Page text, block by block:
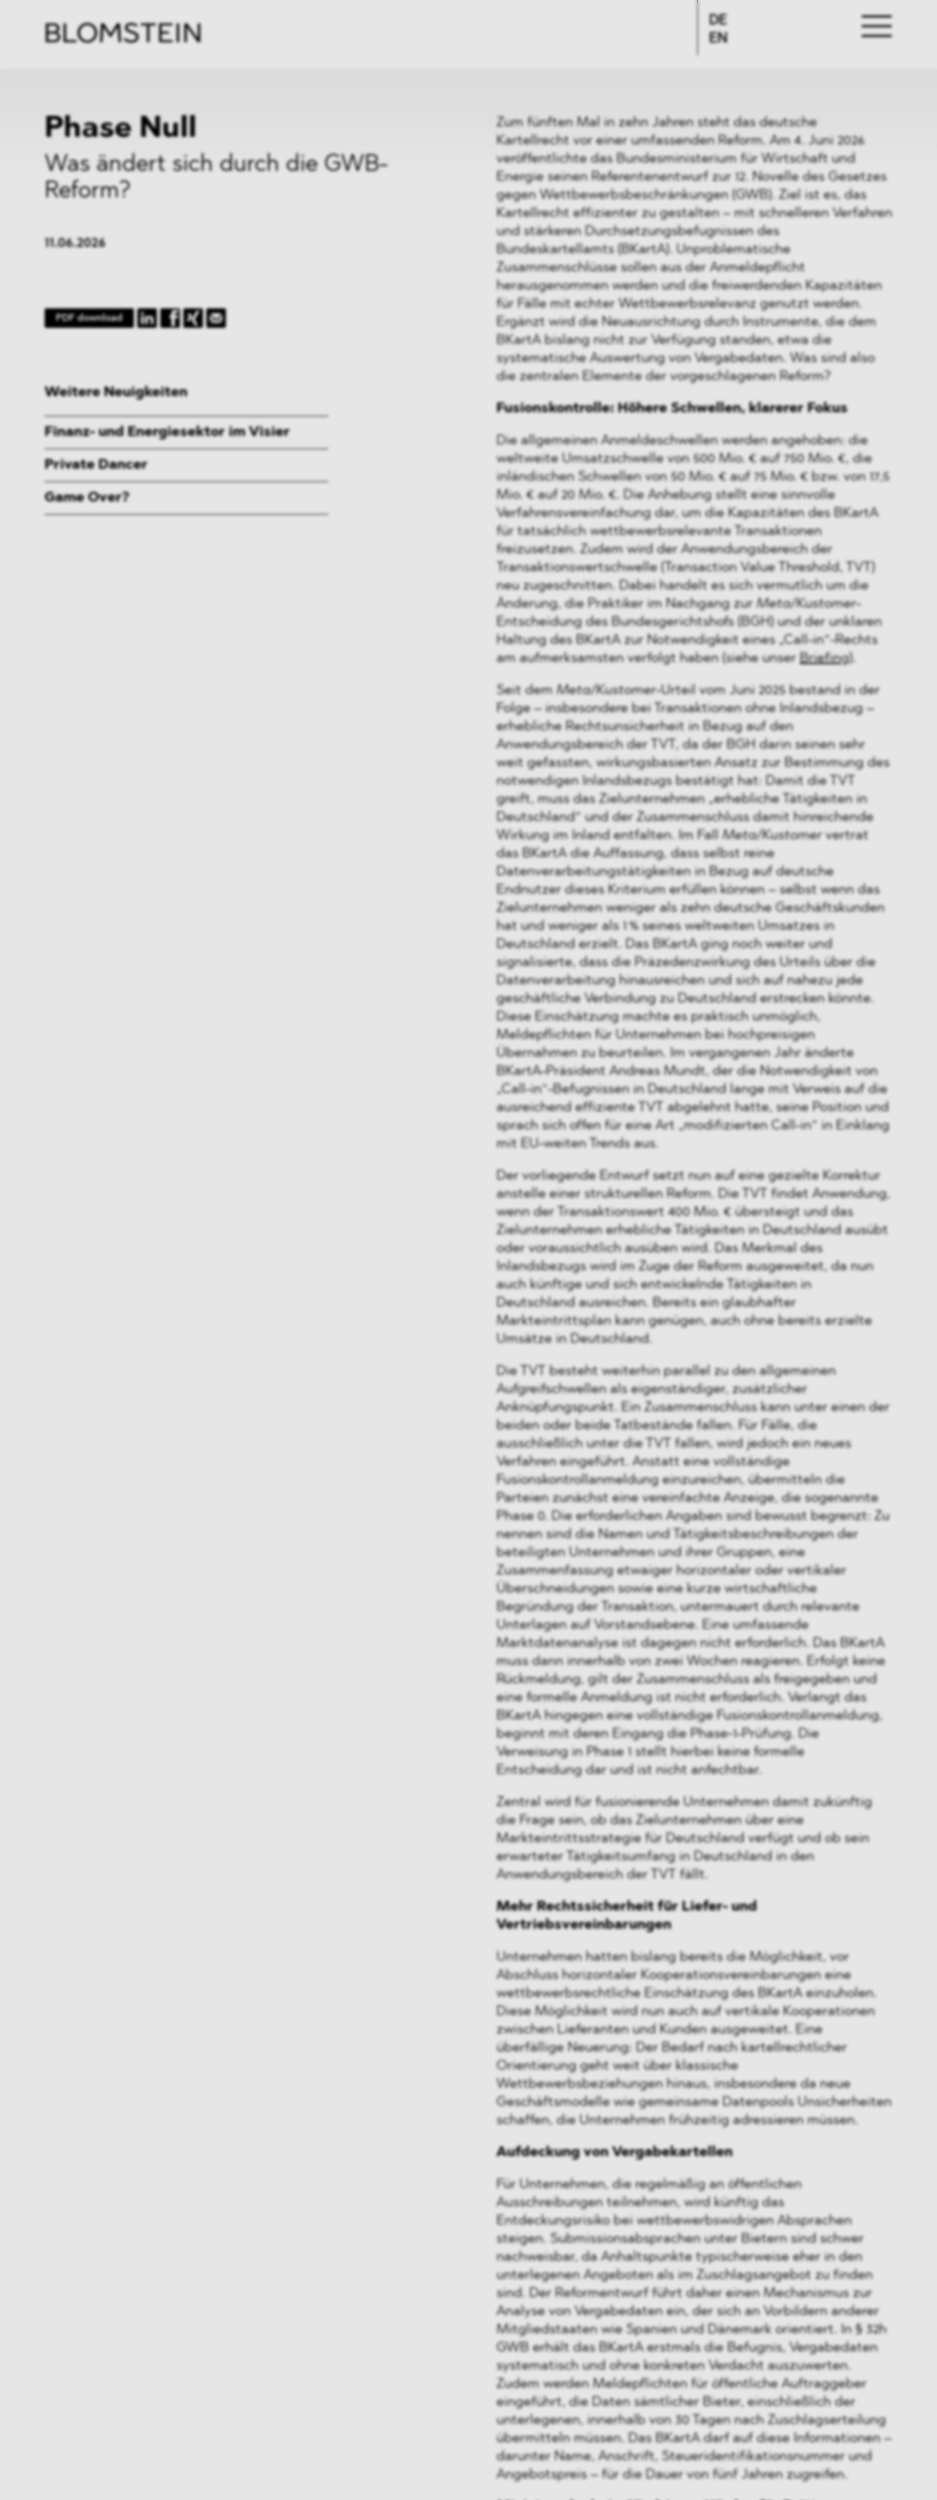
DE
EN
Phase Null
Was ändert sich durch die GWB-
Reform?
11.06.2026
PDF download
Zum fünften Mal in zehn Jahren steht das deutsche
Kartellrecht vor einer umfassenden Reform. Am 4. Juni 2026
veröffentlichte das Bundesministerium für Wirtschaft und
Energie seinen Referentenentwurf zur 12. Novelle des Gesetzes
gegen Wettbewerbsbeschränkungen (GWB). Ziel ist es, das
Kartellrecht effizienter zu gestalten – mit schnelleren Verfahren
und stärkeren Durchsetzungsbefugnissen des
Bundeskartellamts (BKartA). Unproblematische
Zusammenschlüsse sollen aus der Anmeldepflicht
herausgenommen werden und die freiwerdenden Kapazitäten
für Fälle mit echter Wettbewerbsrelevanz genutzt werden.
Ergänzt wird die Neuausrichtung durch Instrumente, die dem
BKartA bislang nicht zur Verfügung standen, etwa die
systematische Auswertung von Vergabedaten. Was sind also
die zentralen Elemente der vorgeschlagenen Reform?
Fusionskontrolle: Höhere Schwellen, klarerer Fokus
Die allgemeinen Anmeldeschwellen werden angehoben: die
weltweite Umsatzschwelle von 500 Mio. € auf 750 Mio. €, die
inländischen Schwellen von 50 Mio. € auf 75 Mio. € bzw. von 17,5
Mio. € auf 20 Mio. €. Die Anhebung stellt eine sinnvolle
Verfahrensvereinfachung dar, um die Kapazitäten des BKartA
für tatsächlich wettbewerbsrelevante Transaktionen
freizusetzen. Zudem wird der Anwendungsbereich der
Transaktionswertschwelle (Transaction Value Threshold, TVT)
neu zugeschnitten. Dabei handelt es sich vermutlich um die
Änderung, die Praktiker im Nachgang zur Meta/Kustomer-
Entscheidung des Bundesgerichtshofs (BGH) und der unklaren
Haltung des BKartA zur Notwendigkeit eines „Call-in“-Rechts
am aufmerksamsten verfolgt haben (siehe unser Briefing).
Seit dem Meta/Kustomer-Urteil vom Juni 2025 bestand in der
Folge – insbesondere bei Transaktionen ohne Inlandsbezug –
erhebliche Rechtsunsicherheit in Bezug auf den
Anwendungsbereich der TVT, da der BGH darin seinen sehr
weit gefassten, wirkungsbasierten Ansatz zur Bestimmung des
notwendigen Inlandsbezugs bestätigt hat: Damit die TVT
greift, muss das Zielunternehmen „erhebliche Tätigkeiten in
Deutschland“ und der Zusammenschluss damit hinreichende
Wirkung im Inland entfalten. Im Fall Meta/Kustomervertrat
das BKartA die Auffassung, dass selbst reine
Datenverarbeitungstätigkeiten in Bezug auf deutsche
Endnutzer dieses Kriterium erfüllen können – selbst wenn das
Zielunternehmen weniger als zehn deutsche Geschäftskunden
hat und weniger als 1 % seines weltweiten Umsatzes in
Deutschland erzielt. Das BKartA ging noch weiter und
signalisierte, dass die Präzedenzwirkung des Urteils über die
Datenverarbeitung hinausreichen und sich auf nahezu jede
geschäftliche Verbindung zu Deutschland erstrecken könnte.
Diese Einschätzung machte es praktisch unmöglich,
Meldepflichten für Unternehmen bei hochpreisigen
Übernahmen zu beurteilen. Im vergangenen Jahr änderte
BKartA-Präsident Andreas Mundt, der die Notwendigkeit von
„Call-in“-Befugnissen in Deutschland lange mit Verweis auf die
ausreichend effiziente TVT abgelehnt hatte, seine Position und
sprach sich offen für eine Art „modifizierten Call-in“ in Einklang
mit EU-weiten Trends aus.
Der vorliegende Entwurf setzt nun auf eine gezielte Korrektur
anstelle einer strukturellen Reform. Die TVT findet Anwendung,
wenn der Transaktionswert 400 Mio. € übersteigt und das
Zielunternehmen erhebliche Tätigkeiten in Deutschland ausübt
oder voraussichtlich ausüben wird. Das Merkmal des
Inlandsbezugs wird im Zuge der Reform ausgeweitet, da nun
auch künftige und sich entwickelnde Tätigkeiten in
Deutschland ausreichen. Bereits ein glaubhafter
Markteintrittsplan kann genügen, auch ohne bereits erzielte
Umsätze in Deutschland.
Die TVT besteht weiterhin parallel zu den allgemeinen
Aufgreifschwellen als eigenständiger, zusätzlicher
Anknüpfungspunkt. Ein Zusammenschluss kann unter einen der
beiden oder beide Tatbestände fallen. Für Fälle, die
ausschließlich unter die TVT fallen, wird jedoch ein neues
Verfahren eingeführt. Anstatt eine vollständige
Fusionskontrollanmeldung einzureichen, übermitteln die
Parteien zunächst eine vereinfachte Anzeige, die sogenannte
Phase 0. Die erforderlichen Angaben sind bewusst begrenzt: Zu
nennen sind die Namen und Tätigkeitsbeschreibungen der
beteiligten Unternehmen und ihrer Gruppen, eine
Zusammenfassung etwaiger horizontaler oder vertikaler
Überschneidungen sowie eine kurze wirtschaftliche
Begründung der Transaktion, untermauert durch relevante
Unterlagen auf Vorstandsebene. Eine umfassende
Marktdatenanalyse ist dagegen nicht erforderlich. Das BKartA
muss dann innerhalb von zwei Wochen reagieren. Erfolgt keine
Rückmeldung, gilt der Zusammenschluss als freigegeben und
eine formelle Anmeldung ist nicht erforderlich. Verlangt das
BKartA hingegen eine vollständige Fusionskontrollanmeldung,
beginnt mit deren Eingang die Phase‑1-Prüfung. Die
Verweisung in Phase 1 stellt hierbei keine formelle
Entscheidung dar und ist nicht anfechtbar.
Zentral wird für fusionierende Unternehmen damit zukünftig
die Frage sein, ob das Zielunternehmen über eine
Markteintrittsstrategie für Deutschland verfügt und ob sein
erwarteter Tätigkeitsumfang in Deutschland in den
Anwendungsbereich der TVT fällt.
Mehr Rechtssicherheit für Liefer- und
Vertriebsvereinbarungen
Unternehmen hatten bislang bereits die Möglichkeit, vor
Abschluss horizontaler Kooperationsvereinbarungen eine
wettbewerbsrechtliche Einschätzung des BKartA einzuholen.
Diese Möglichkeit wird nun auch auf vertikale Kooperationen
zwischen Lieferanten und Kunden ausgeweitet. Eine
überfällige Neuerung: Der Bedarf nach kartellrechtlicher
Orientierung geht weit über klassische
Wettbewerbsbeziehungen hinaus, insbesondere da neue
Geschäftsmodelle wie gemeinsame Datenpools Unsicherheiten
schaffen, die Unternehmen frühzeitig adressieren müssen.
Aufdeckung von Vergabekartellen
Für Unternehmen, die regelmäßig an öffentlichen
Ausschreibungen teilnehmen, wird künftig das
Entdeckungsrisiko bei wettbewerbswidrigen Absprachen
steigen. Submissionsabsprachen unter Bietern sind schwer
nachweisbar, da Anhaltspunkte typischerweise eher in den
unterlegenen Angeboten als im Zuschlagsangebot zu finden
sind. Der Reformentwurf führt daher einen Mechanismus zur
Analyse von Vergabedaten ein, der sich an Vorbildern anderer
Mitgliedstaaten wie Spanien und Dänemark orientiert. In § 32h
GWB erhält das BKartA erstmals die Befugnis, Vergabedaten
systematisch und ohne konkreten Verdacht auszuwerten.
Zudem werden Meldepflichten für öffentliche Auftraggeber
eingeführt, die Daten sämtlicher Bieter, einschließlich der
unterlegenen, innerhalb von 30 Tagen nach Zuschlagserteilung
übermitteln müssen. Das BKartA darf auf diese Informationen –
darunter Name, Anschrift, Steueridentifikationsnummer und
Angebotspreis – für die Dauer von fünf Jahren zugreifen.
Weitere Neuigkeiten
Finanz- und Energiesektor im Visier
Private Dancer
Game Over?